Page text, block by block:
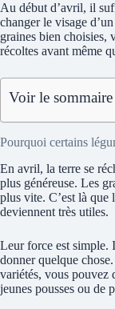
Au début d’avril, il
changer le visage
graines bien choisies,
récoltes avant même
Voir le sommaire
Pourquoi certains
En avril, la terre se
plus généreuse. Les
plus vite. C’est là que
deviennent très utiles.
Leur force est simple.
donner quelque
variétés, vous pouvez
jeunes pousses ou de